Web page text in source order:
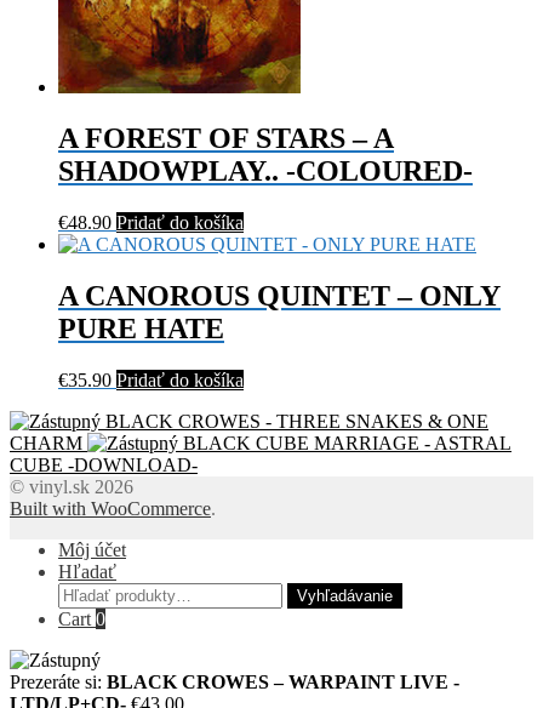
A FOREST OF STARS – A
SHADOWPLAY.. -COLOURED-
€48.90 Pridať do košíka
A CANOROUS QUINTET – ONLY
PURE HATE
€35.90 Pridať do košíka
BLACK CROWES - THREE SNAKES & ONE
CHARM
BLACK CUBE MARRIAGE - ASTRAL
CUBE -DOWNLOAD-
© vinyl.sk 2026
Built with WooCommerce.
Môj účet
Hľadať
Hľadať:
Vyhľadávanie
Cart 0
Prezeráte si: BLACK CROWES – WARPAINT LIVE -
LTD/LP+CD- €43.00